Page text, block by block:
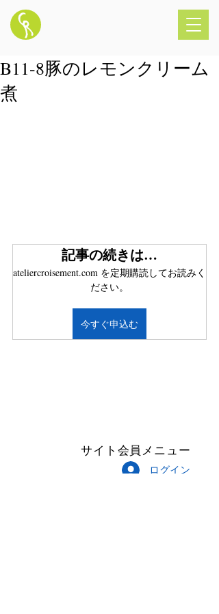
B11-8豚のレモンクリーム
煮
記事の続きは…
ateliercroisement.com を定期購読してお読みく
ださい。
今すぐ申込む
サイト会員メニュー
ログイン